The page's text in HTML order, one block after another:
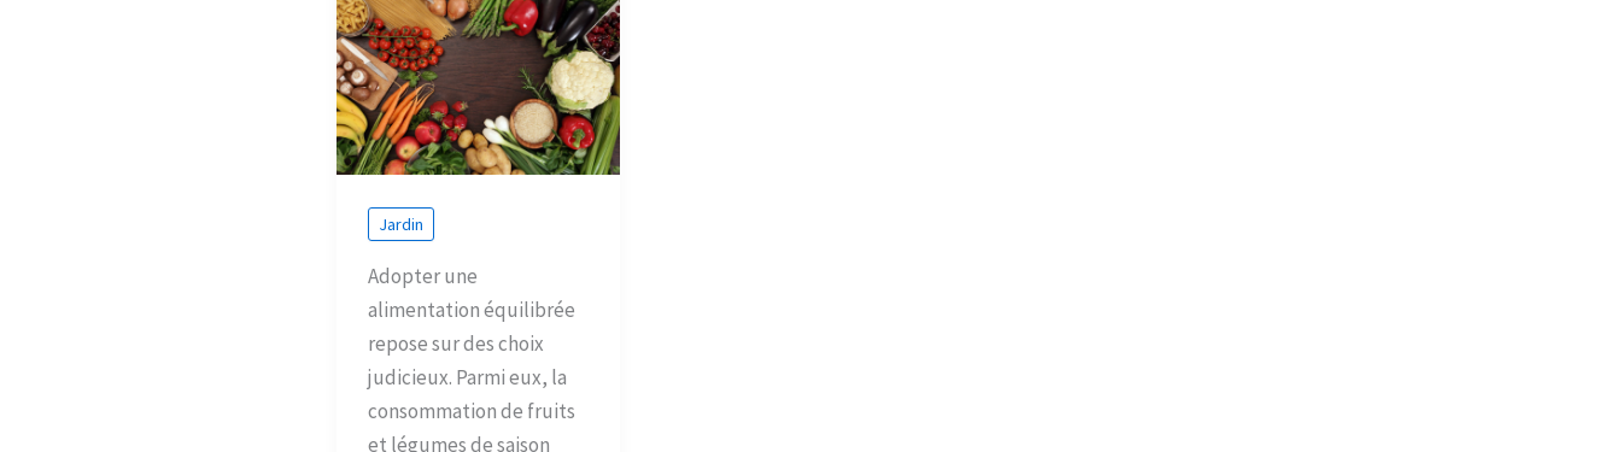
Jardin
Adopter une
alimentation équilibrée
repose sur des choix
judicieux. Parmi eux, la
consommation de fruits
et légumes de saison